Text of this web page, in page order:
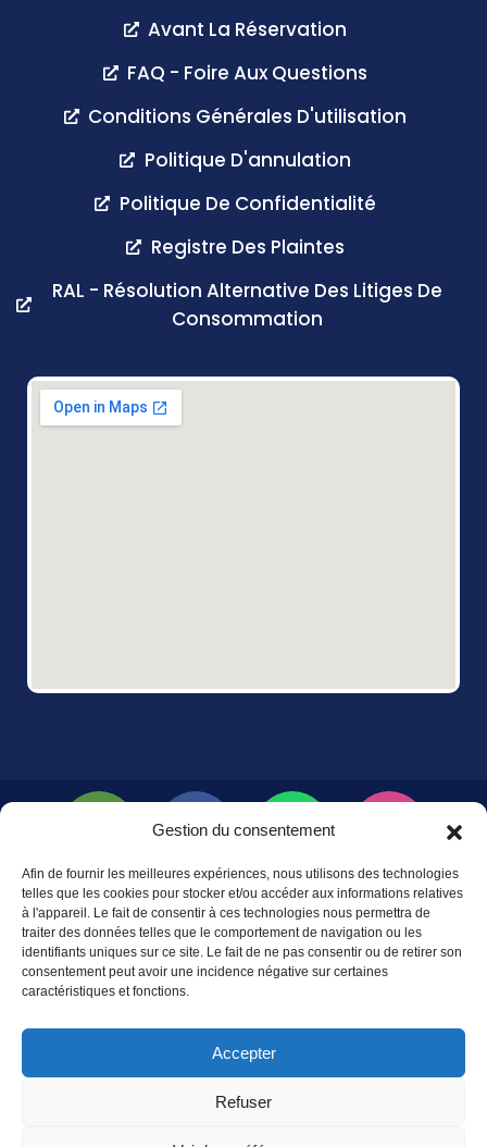
Gestion du consentement
Afin de fournir les meilleures expériences, nous utilisons des technologies
telles que les cookies pour stocker et/ou accéder aux informations relatives
à l'appareil. Le fait de consentir à ces technologies nous permettra de
traiter des données telles que le comportement de navigation ou les
identifiants uniques sur ce site. Le fait de ne pas consentir ou de retirer son
consentement peut avoir une incidence négative sur certaines
caractéristiques et fonctions.
Accepter
Refuser
Avant La Réservation
FAQ - Foire Aux Questions
Conditions Générales D'utilisation
Politique D'annulation
Politique De Confidentialité
Registre Des Plaintes
RAL - Résolution Alternative Des Litiges De
Consommation